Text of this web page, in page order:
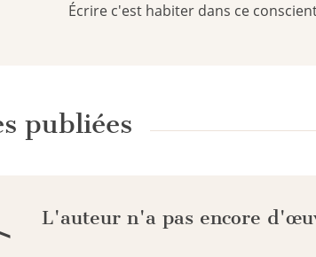
Écrire c'est habiter dans ce
publiées
L'auteur n'a pas encore